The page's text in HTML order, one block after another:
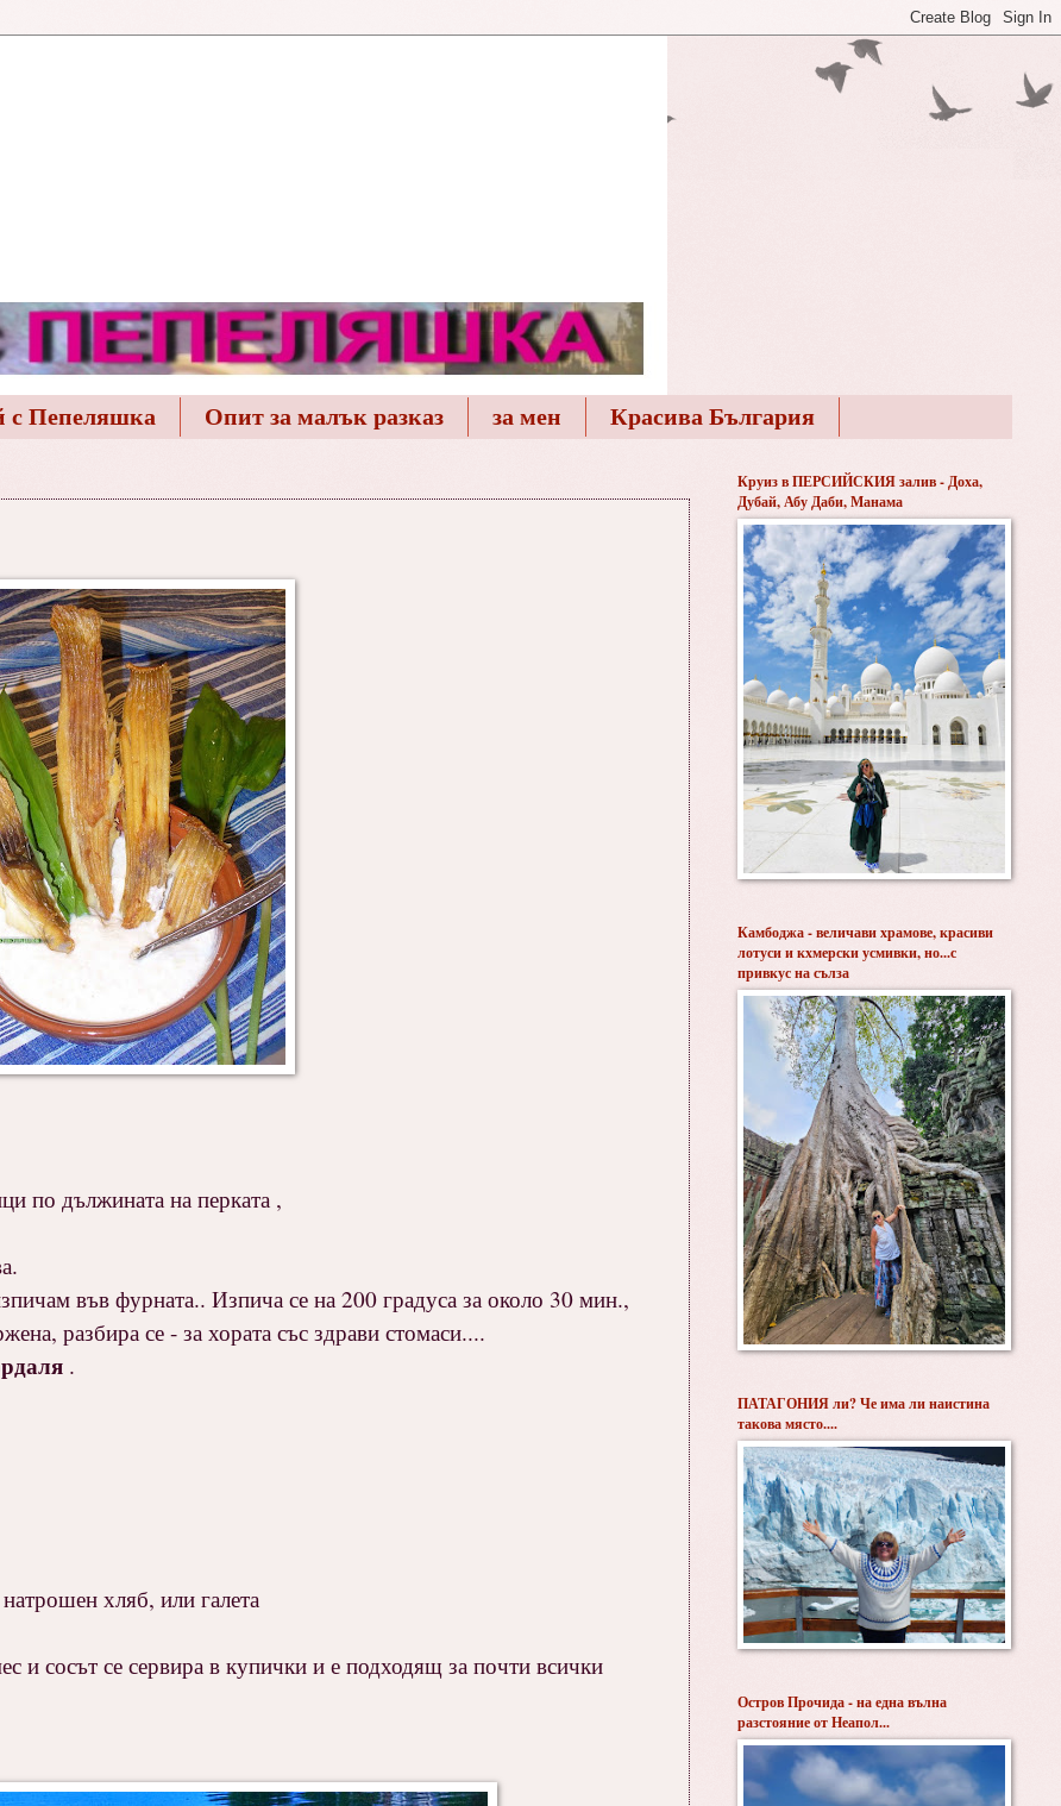
с Пепеляшка Опит за малък разказ за мен Красива България
по дължината на перката ,
във фурната.. Изпича се на 200 градуса за около 30 мин.,
разбира се - за хората със здрави стомаси....
.
хляб, или галета
и сосът се сервира в купички и е подходящ за почти всички
Круиз в ПЕРСИЙСКИЯ залив - Доха,
Дубай, Абу Даби, Манама
Камбоджа - величави храмове, красиви
лотуси и кхмерски усмивки, но...с
привкус на сълза
ПАТАГОНИЯ ли? Че има ли наистина
такова място....
Остров Прочида - на една вълна
разстояние от Неапол...